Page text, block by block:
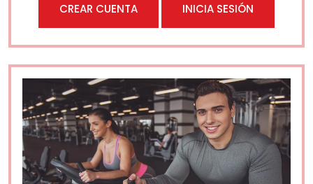
CREAR CUENTA INICIA SESIÓN